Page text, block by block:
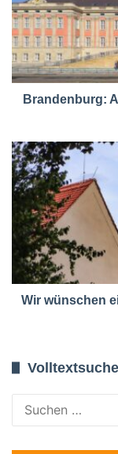
Brandenburg:
Wir wünschen
Volltextsuche